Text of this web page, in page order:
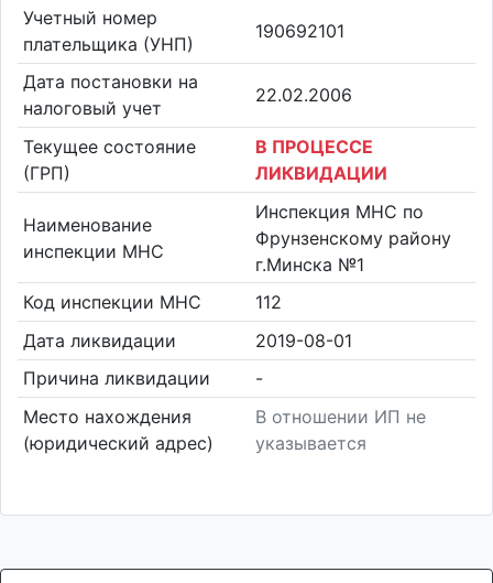
Учетный номер
плательщика (УНП)
190692101
Дата постановки на
налоговый учет
22.02.2006
Текущее состояние
(ГРП)
В ПРОЦЕССЕ
ЛИКВИДАЦИИ
Наименование
инспекции МНС
Инспекция МНС по
Фрунзенскому району
г.Минска №1
Код инспекции МНС
112
Дата ликвидации
2019-08-01
Причина ликвидации
-
Место нахождения
(юридический адрес)
В отношении ИП не
указывается